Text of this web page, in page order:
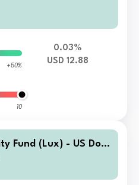
USD
+50%
10
0.03%
USD 12.88
Fund (Lux) - US Dolla
USD